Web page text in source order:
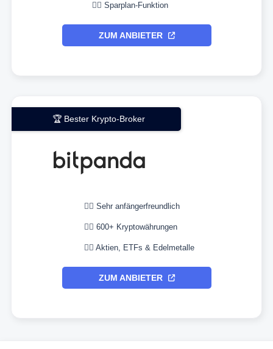
👉🏼 Sparplan-Funktion
ZUM ANBIETER
🏆 Bester Krypto-Broker
👉🏼 Sehr anfängerfreundlich
👉🏼 600+ Kryptowährungen
👉🏼 Aktien, ETFs & Edelmetalle
ZUM ANBIETER